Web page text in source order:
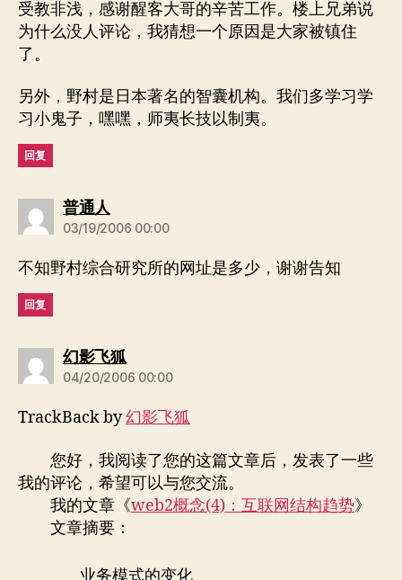
受教非浅，感谢醒客大哥的辛苦工作。楼上兄弟说
为什么没人评论，我猜想一个原因是大家被镇住
了。
另外，野村是日本著名的智囊机构。我们多学习学
习小鬼子，嘿嘿，师夷长技以制夷。
回复
普通人
03/19/2006 00:00
不知野村综合研究所的网址是多少，谢谢告知
回复
幻影飞狐说：
04/20/2006 00:00
TrackBack by幻影飞狐
您好，我阅读了您的这篇文章后，发表了一些
我的评论，希望可以与您交流。
我的文章《web2概念(4)：互联网结构趋势》
文章摘要：